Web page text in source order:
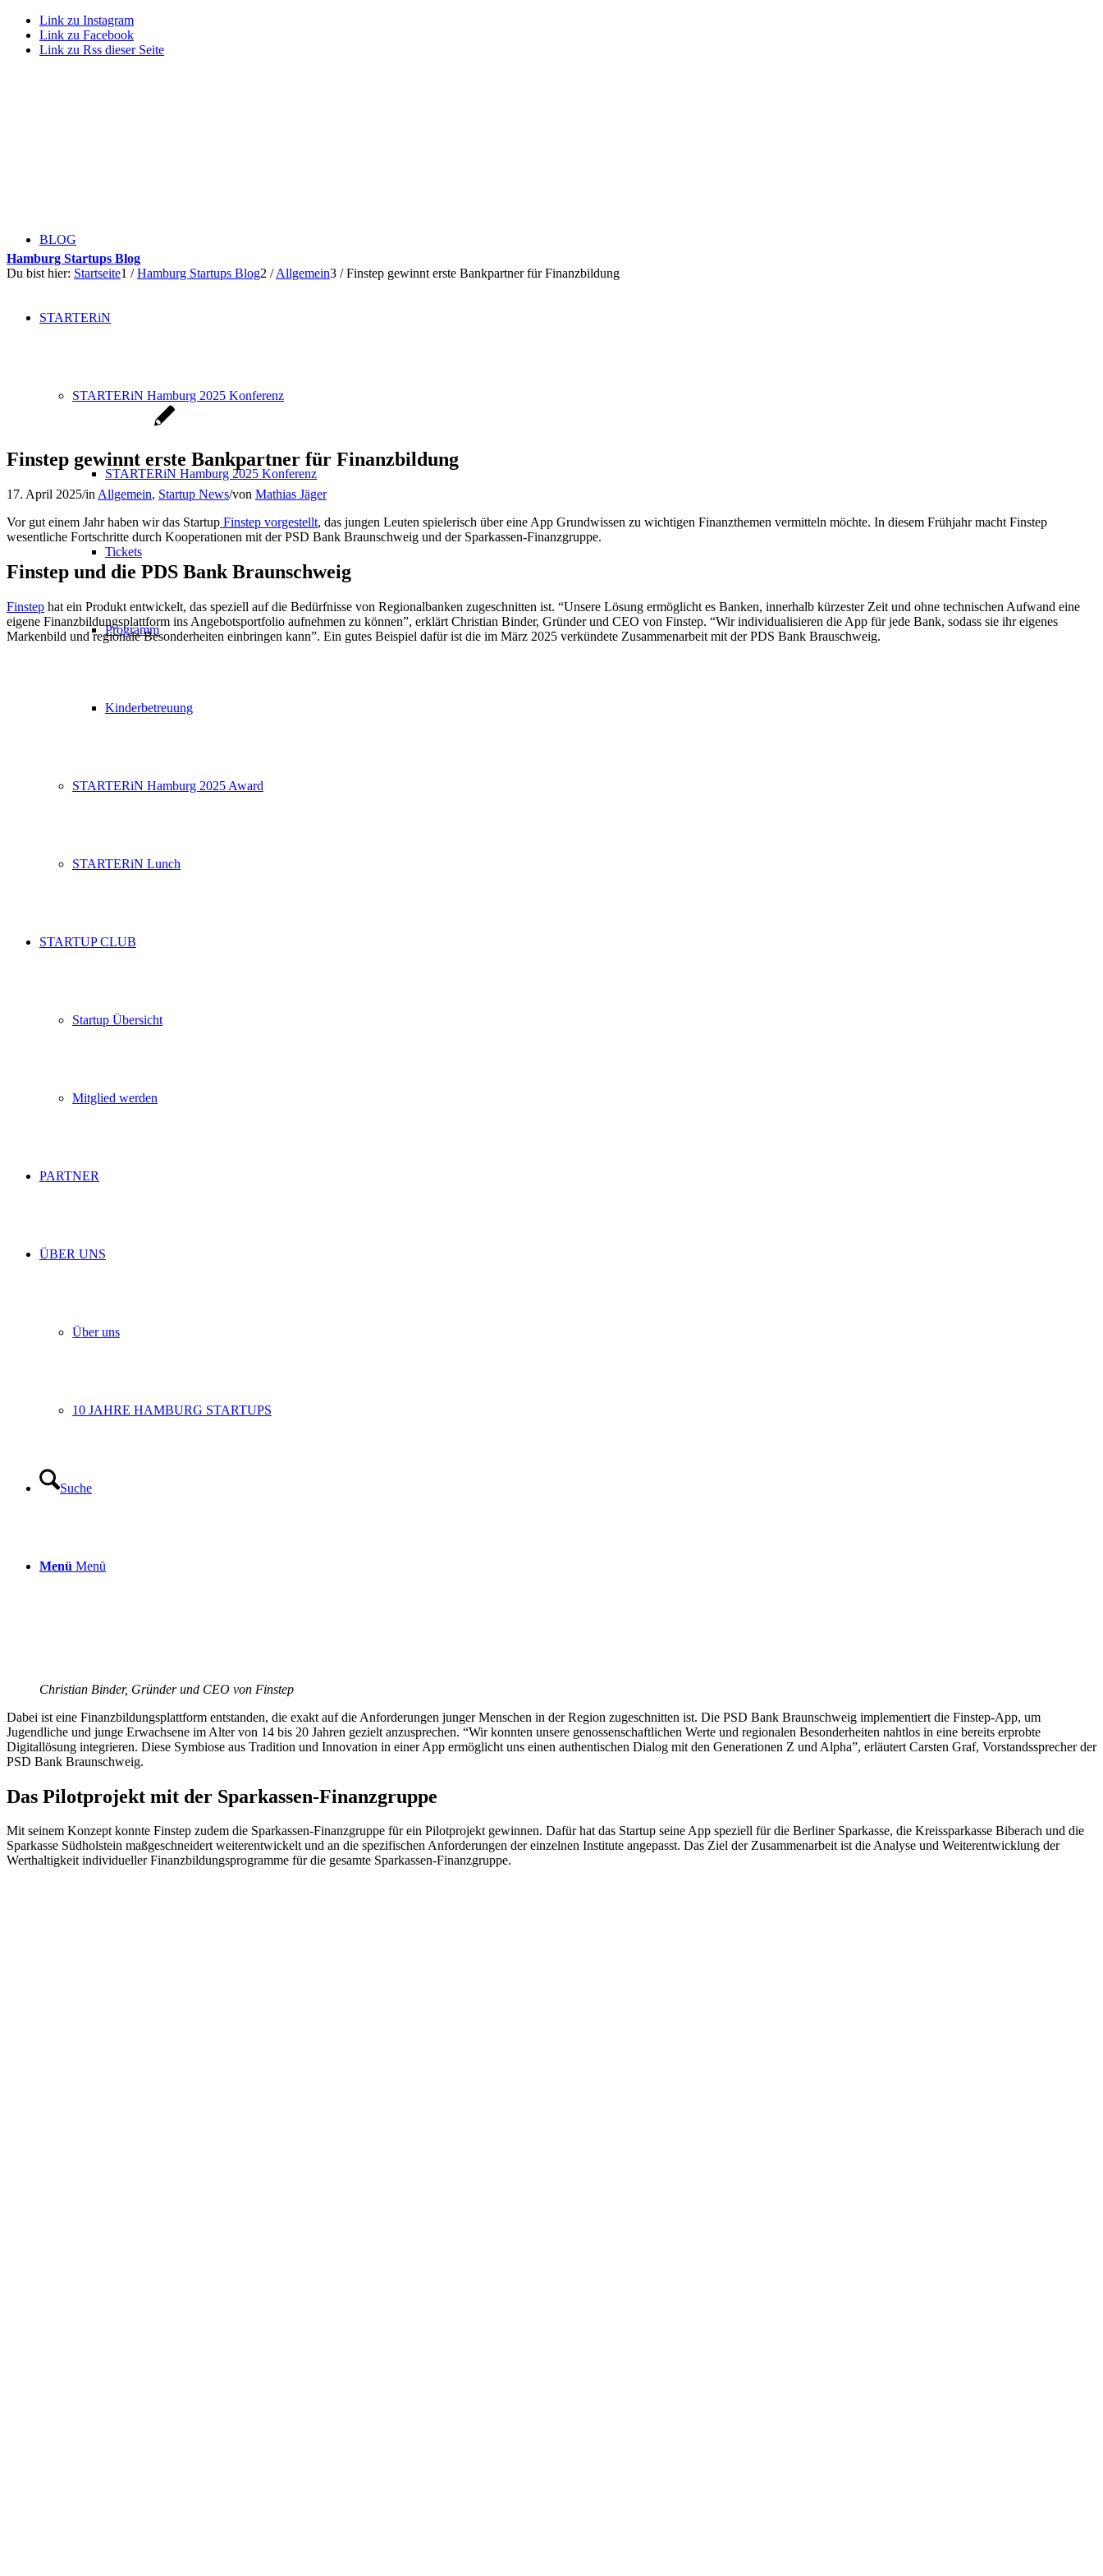
Link zu Instagram
Link zu Facebook
Link zu Rss dieser Seite
BLOG
STARTERiN
STARTERiN Hamburg 2025 Konferenz
STARTERiN Hamburg 2025 Konferenz
Tickets
Programm
Kinderbetreuung
STARTERiN Hamburg 2025 Award
STARTERiN Lunch
STARTUP CLUB
Startup Übersicht
Mitglied werden
PARTNER
ÜBER UNS
Über uns
10 JAHRE HAMBURG STARTUPS
Suche
Menü Menü
Hamburg Startups Blog
Du bist hier: Startseite1 / Hamburg Startups Blog2 / Allgemein3 / Finstep gewinnt erste Bankpartner für Finanzbildung
Finstep gewinnt erste Bankpartner für Finanzbildung
17. April 2025/in Allgemein, Startup News/von Mathias Jäger
Vor gut einem Jahr haben wir das Startup Finstep vorgestellt, das jungen Leuten spielerisch über eine App Grundwissen zu wichtigen Finanzthemen vermitteln möchte. In diesem Frühjahr macht Finstep
wesentliche Fortschritte durch Kooperationen mit der PSD Bank Braunschweig und der Sparkassen-Finanzgruppe.
Finstep und die PDS Bank Braunschweig
Finstep hat ein Produkt entwickelt, das speziell auf die Bedürfnisse von Regionalbanken zugeschnitten ist. “Unsere Lösung ermöglicht es Banken, innerhalb kürzester Zeit und ohne technischen Aufwand eine
eigene Finanzbildungsplattform ins Angebotsportfolio aufnehmen zu können”, erklärt Christian Binder, Gründer und CEO von Finstep. “Wir individualisieren die App für jede Bank, sodass sie ihr eigenes
Markenbild und regionale Besonderheiten einbringen kann”. Ein gutes Beispiel dafür ist die im März 2025 verkündete Zusammenarbeit mit der PDS Bank Brauschweig.
Christian Binder, Gründer und CEO von Finstep
Dabei ist eine Finanzbildungsplattform entstanden, die exakt auf die Anforderungen junger Menschen in der Region zugeschnitten ist. Die PSD Bank Braunschweig implementiert die Finstep-App, um
Jugendliche und junge Erwachsene im Alter von 14 bis 20 Jahren gezielt anzusprechen. “Wir konnten unsere genossenschaftlichen Werte und regionalen Besonderheiten nahtlos in eine bereits erprobte
Digitallösung integrieren. Diese Symbiose aus Tradition und Innovation in einer App ermöglicht uns einen authentischen Dialog mit den Generationen Z und Alpha”, erläutert Carsten Graf, Vorstandssprecher der
PSD Bank Braunschweig.
Das Pilotprojekt mit der Sparkassen-Finanzgruppe
Mit seinem Konzept konnte Finstep zudem die Sparkassen-Finanzgruppe für ein Pilotprojekt gewinnen. Dafür hat das Startup seine App speziell für die Berliner Sparkasse, die Kreissparkasse Biberach und die
Sparkasse Südholstein maßgeschneidert weiterentwickelt und an die spezifischen Anforderungen der einzelnen Institute angepasst. Das Ziel der Zusammenarbeit ist die Analyse und Weiterentwicklung der
Werthaltigkeit individueller Finanzbildungsprogramme für die gesamte Sparkassen-Finanzgruppe.